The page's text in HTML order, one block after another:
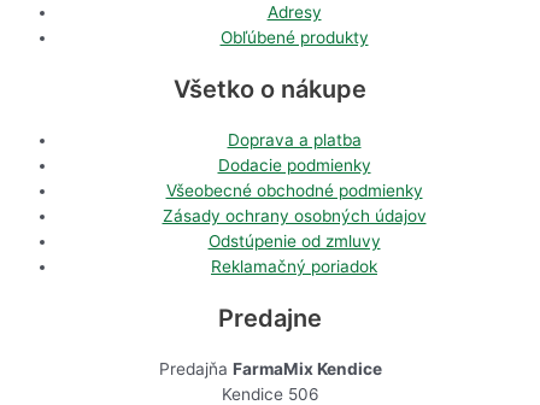
Adresy
Obľúbené produkty
Všetko o nákupe
Doprava a platba
Dodacie podmienky
Všeobecné obchodné podmienky
Zásady ochrany osobných údajov
Odstúpenie od zmluvy
Reklamačný poriadok
Predajne
Predajňa FarmaMix Kendice
Kendice 506